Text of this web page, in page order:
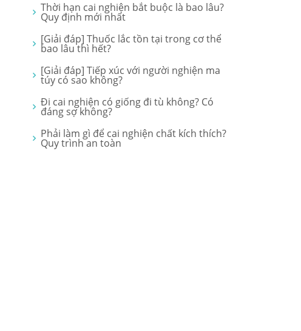
Thời hạn cai nghiện bắt buộc là bao lâu?
Quy định mới nhất
[Giải đáp] Thuốc lắc tồn tại trong cơ thể
bao lâu thì hết?
[Giải đáp] Tiếp xúc với người nghiện ma
túy có sao không?
Đi cai nghiện có giống đi tù không? Có
đáng sợ không?
Phải làm gì để cai nghiện chất kích thích?
Quy trình an toàn